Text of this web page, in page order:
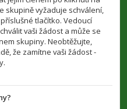
skupině vyžaduje schválení,
tlačítko. Vedoucí
vaši žádost a může se
skupiny. Neobtěžujte,
že zamítne vaši žádost -